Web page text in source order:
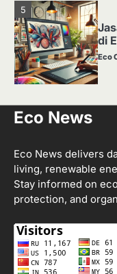
5
di
Eco
Eco
Eco News
Eco News delivers
living, renewable
Stay informed on
protection, and